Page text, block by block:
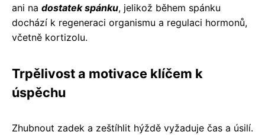
ani na dostatek spánku, jelikož během spánku
dochází k regeneraci organismu a regulaci hormonů,
včetně kortizolu.
Trpělivost a motivace klíčem k
úspěchu
Zhubnout zadek a zeštíhlit hýždě vyžaduje čas a úsilí.